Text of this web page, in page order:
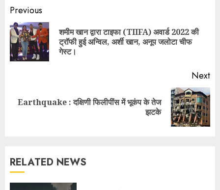
Previous
शमीम खान द्वारा टाइफा (TIIFA) अवार्ड 2022 की
ट्रॉफी हुई अन्विल, अर्शी खान, अनूप जलोटा चीफ
गेस्ट।
Next
Earthquake : दक्षिणी फिलीपींस में भूकंप के तेज
झटके
RELATED NEWS